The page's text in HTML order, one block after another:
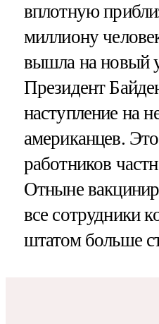
вплотную
миллиону
вышла на новый
Президент
наступление на
американцев.
работников
Отныне
все сотрудники
штатом больше